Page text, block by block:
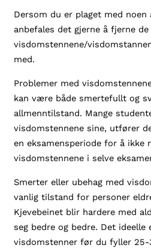
Dersom du er plaget med noen
anbefales det gjerne å fjerne de
visdomstennene/
med.
Problemer med
kan være både smertefullt og
allmenntilstand. Mange
visdomstennene sine, utfører
en eksamensperiode for å ikke
visdomstennene i selve
Smerter eller ubehag med
vanlig tilstand for personer
Kjevebeinet blir hardere med
seg bedre og bedre. Det
visdomstenner før du fyller 25-